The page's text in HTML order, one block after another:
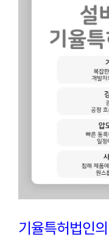
기율특허법인